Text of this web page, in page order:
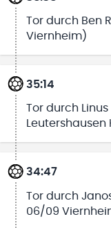
Tor durch Ben
Viernheim)
35:14
Tor durch Linus
Leutershausen
34:47
Tor durch
06/09